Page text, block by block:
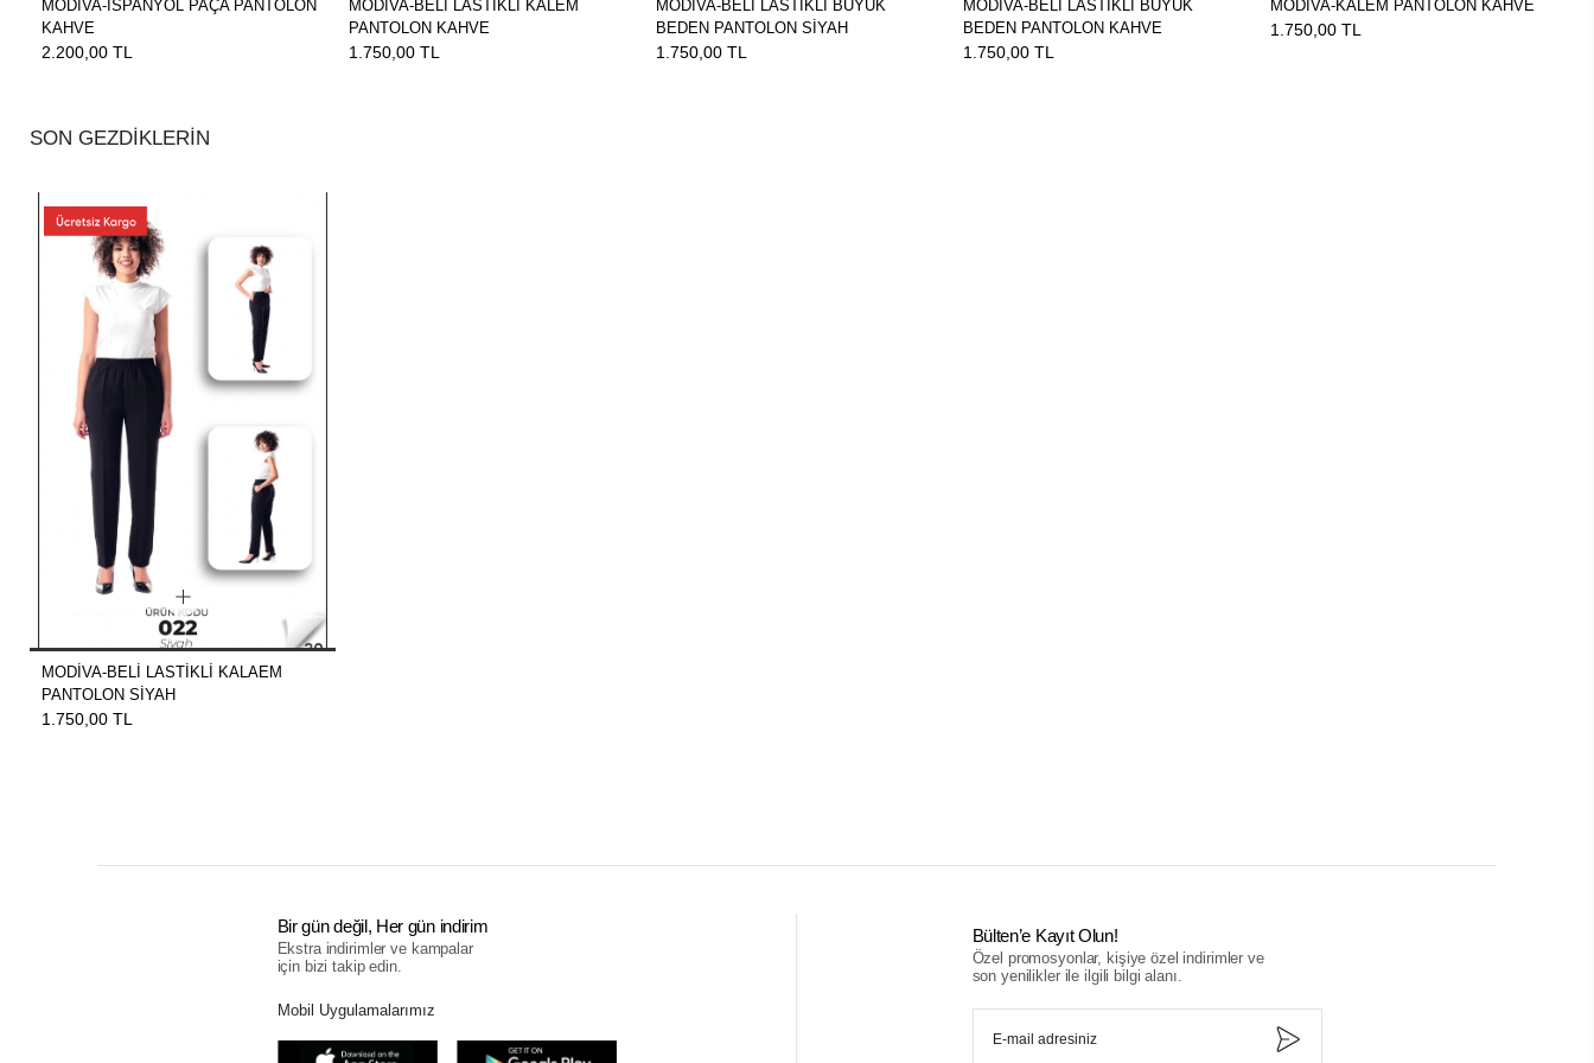
MODİVA-İSPANYOL PAÇA PANTOLON
KAHVE
2.200,00 TL
MODİVA-BELİ LASTİKLİ KALEM
PANTOLON KAHVE
1.750,00 TL
MODİVA-BELİ LASTİKLİ BÜYÜK
BEDEN PANTOLON SİYAH
1.750,00 TL
MODİVA-BELİ LASTİKLİ BÜYÜK
BEDEN PANTOLON KAHVE
1.750,00 TL
MODİVA-KALEM PANTOLON KAHVE
1.750,00 TL
SON GEZDİKLERİN
MODİVA-BELİ LASTİKLİ KALAEM
PANTOLON SİYAH
1.750,00 TL
Bir gün değil, Her gün indirim
Ekstra indirimler ve kampalar
için bizi takip edin.
Mobil Uygulamalarımız
Bülten’e Kayıt Olun!
Özel promosyonlar, kişiye özel indirimler ve
son yenilikler ile ilgili bilgi alanı.